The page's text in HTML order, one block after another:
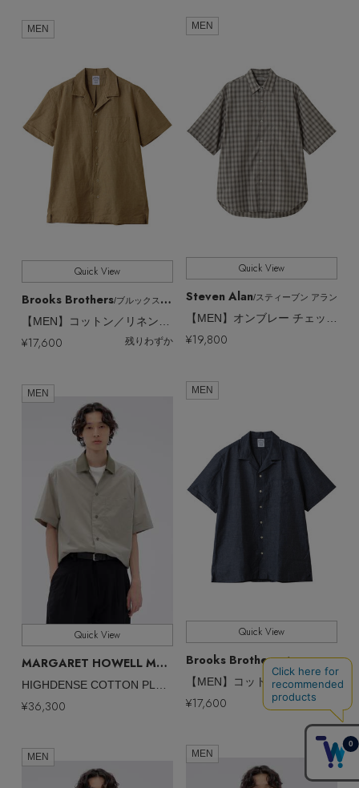
MEN
Quick View
Steven Alan/スティーブン アラン
¥19,800
MEN
Quick View
Brooks Brothers/ブルックス ブラザーズ
¥17,600 残りわずか
MEN
Quick View
Brooks Brothers/ブルックス ブラザーズ
【MEN】コットン／リネン キャンプシャツ
¥17,600 残りわずか
MEN
Quick View
MARGARET HOWELL MEN /マーガレット・ハウエル メン
¥36,300
MEN
MEN